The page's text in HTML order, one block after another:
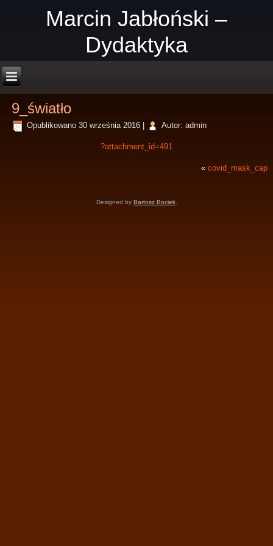
Marcin Jabłoński –
Dydaktyka
9_światło
Opublikowano 30 września 2016 Autor: admin
?attachment_id=491
« covid_mask_cap
Designed by Bartosz Bociek.